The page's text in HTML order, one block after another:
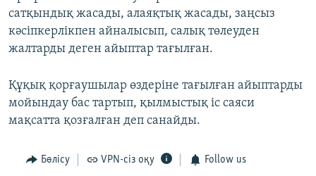
сатқындық жасады, алаяқтық жасады, заңсыз
кәсіпкерлікпен айналысып, салық төлеуден
жалтарды деген айыптар тағылған.
Құқық қорғаушылар өздеріне тағылған айыптарды
мойындау бас тартып, қылмыстық іс саяси
мақсатта қозғалған деп санайды.
Бөлісу VPN-сіз оқу Follow us